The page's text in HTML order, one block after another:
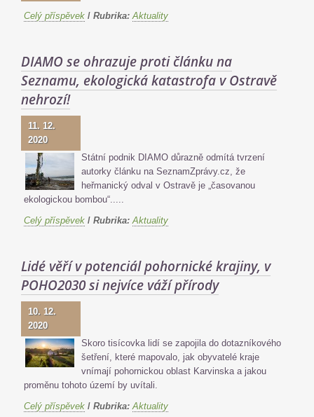
Celý příspěvek / Rubrika: Aktuality
DIAMO se ohrazuje proti článku na
Seznamu, ekologická katastrofa v Ostravě
nehrozí!
11. 12.
2020
Státní podnik DIAMO důrazně odmítá tvrzení
autorky článku na SeznamZprávy.cz, že
heřmanický odval v Ostravě je „časovanou
ekologickou bombou“.....
Celý příspěvek / Rubrika: Aktuality
Lidé věří v potenciál pohornické krajiny, v
POHO2030 si nejvíce váží přírody
10. 12.
2020
Skoro tisícovka lidí se zapojila do dotazníkového
šetření, které mapovalo, jak obyvatelé kraje
vnímají pohornickou oblast Karvinska a jakou
proměnu tohoto území by uvítali.
Celý příspěvek / Rubrika: Aktuality